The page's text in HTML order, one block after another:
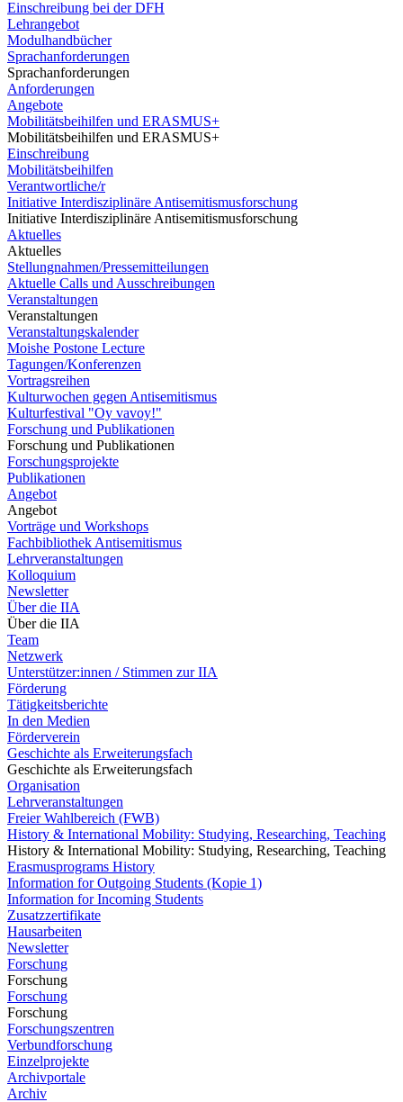
Einschreibung bei der DFH
Lehrangebot
Modulhandbücher
Sprachanforderungen
Sprachanforderungen
Anforderungen
Angebote
Mobilitätsbeihilfen und ERASMUS+
Mobilitätsbeihilfen und ERASMUS+
Einschreibung
Mobilitätsbeihilfen
Verantwortliche/r
Initiative Interdisziplinäre Antisemitismusforschung
Initiative Interdisziplinäre Antisemitismusforschung
Aktuelles
Aktuelles
Stellungnahmen/Pressemitteilungen
Aktuelle Calls und Ausschreibungen
Veranstaltungen
Veranstaltungen
Veranstaltungskalender
Moishe Postone Lecture
Tagungen/Konferenzen
Vortragsreihen
Kulturwochen gegen Antisemitismus
Kulturfestival "Oy vavoy!"
Forschung und Publikationen
Forschung und Publikationen
Forschungsprojekte
Publikationen
Angebot
Angebot
Vorträge und Workshops
Fachbibliothek Antisemitismus
Lehrveranstaltungen
Kolloquium
Newsletter
Über die IIA
Über die IIA
Team
Netzwerk
Unterstützer:innen / Stimmen zur IIA
Förderung
Tätigkeitsberichte
In den Medien
Förderverein
Geschichte als Erweiterungsfach
Geschichte als Erweiterungsfach
Organisation
Lehrveranstaltungen
Freier Wahlbereich (FWB)
History & International Mobility: Studying, Researching, Teaching
History & International Mobility: Studying, Researching, Teaching
Erasmusprograms History
Information for Outgoing Students (Kopie 1)
Information for Incoming Students
Zusatzzertifikate
Hausarbeiten
Newsletter
Forschung
Forschung
Forschung
Forschung
Forschungszentren
Verbundforschung
Einzelprojekte
Archivportale
Archiv